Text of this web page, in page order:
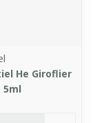
He Giroflier
5ml